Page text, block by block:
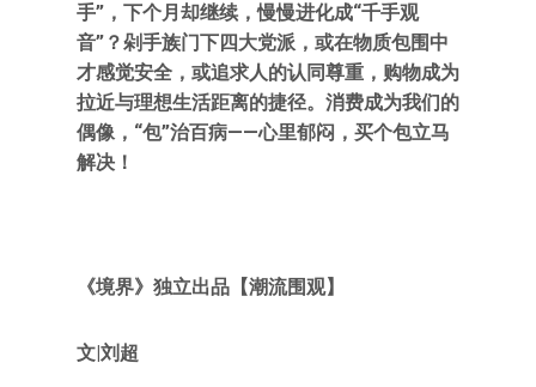
手”，下个月却继续，慢慢进化成“千手观
音”？剁手族门下四大党派，或在物质包围中
才感觉安全，或追求人的认同尊重，购物成为
拉近与理想生活距离的捷径。消费成为我们的
偶像，“包”治百病——心里郁闷，买个包立马
解决！
《境界》独立出品【潮流围观】
文|刘超